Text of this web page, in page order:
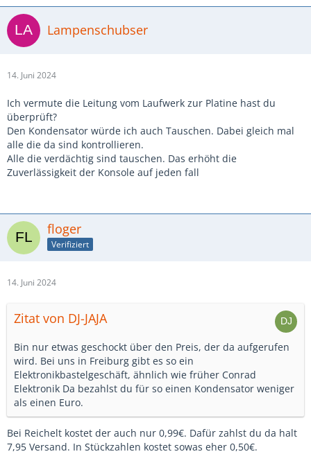
Lampenschubser
14. Juni 2024
Ich vermute die Leitung vom Laufwerk zur Platine hast du
überprüft?
Den Kondensator würde ich auch Tauschen. Dabei gleich mal
alle die da sind kontrollieren.
Alle die verdächtig sind tauschen. Das erhöht die
Zuverlässigkeit der Konsole auf jeden fall
floger
Verifiziert
14. Juni 2024
Zitat von DJ-JAJA
Bin nur etwas geschockt über den Preis, der da aufgerufen
wird. Bei uns in Freiburg gibt es so ein
Elektronikbastelgeschäft, ähnlich wie früher Conrad
Elektronik Da bezahlst du für so einen Kondensator weniger
als einen Euro.
Bei Reichelt kostet der auch nur 0,99€. Dafür zahlst du da halt
7,95 Versand. In Stückzahlen kostet sowas eher 0,50€.